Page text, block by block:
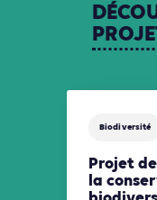
Biodiversité
Projet
la